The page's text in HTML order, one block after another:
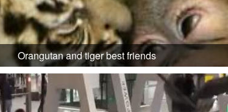
Orangutan and tiger best friends